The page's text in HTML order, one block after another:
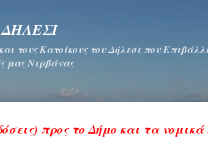
τους Κατοίκους του Δήλεσι που
μας Νιρβάνας
προς το Δήμο και τα